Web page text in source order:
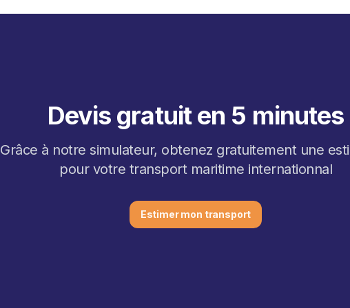
Devis gratuit en 5 minutes
Grâce à notre simulateur, obtenez gratuitement une
pour votre transport maritime internationnal
Estimer mon transport